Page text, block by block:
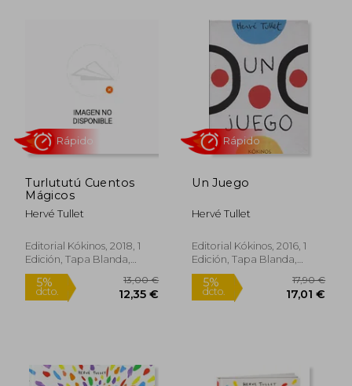
19%
dcto.
Rápido
Turlututú Cuentos
Mágicos
Hervé Tullet
Editorial Kókinos, 2018, 1
Edición, Tapa Blanda,
Nuevo
Un Juego
Hervé Tullet
Editorial Kókinos, 2016, 1
Edición, Tapa Blanda,
Nuevo